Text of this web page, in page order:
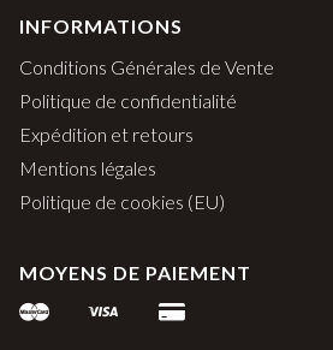
INFORMATIONS
Conditions Générales de Vente
Politique de confidentialité
Expédition et retours
Mentions légales
Politique de cookies (EU)
MOYENS DE PAIEMENT